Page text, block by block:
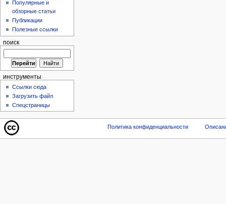
Популярные и
обзорные статьи
Публикации
Полезные ссылки
поиск
инструменты
Ссылки сюда
Загрузить файл
Спецстраницы
Политика конфиденциальности